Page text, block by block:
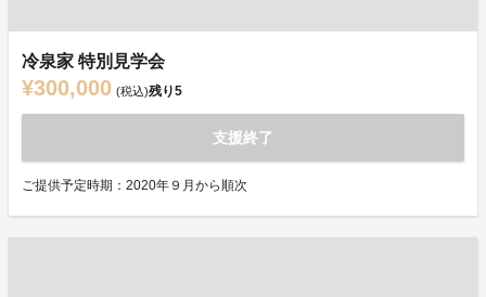
冷泉家 特別見学会
¥300,000 (税込)残り5
支援終了
ご提供予定時期：2020年９月から順次